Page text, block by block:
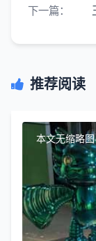
下一篇：
推荐阅读
本文无缩略图